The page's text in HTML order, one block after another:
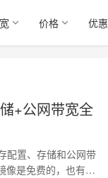
价格 优惠
+公网带宽全
配置、存储和公网带
像是免费的，也有部